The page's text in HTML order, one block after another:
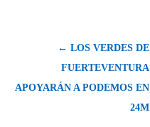
← LOS VERDES DE
FUERTEVENTURA
APOYARÁN A PODEMOS EN
24M